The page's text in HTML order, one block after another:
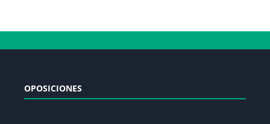
OPOSICIONES